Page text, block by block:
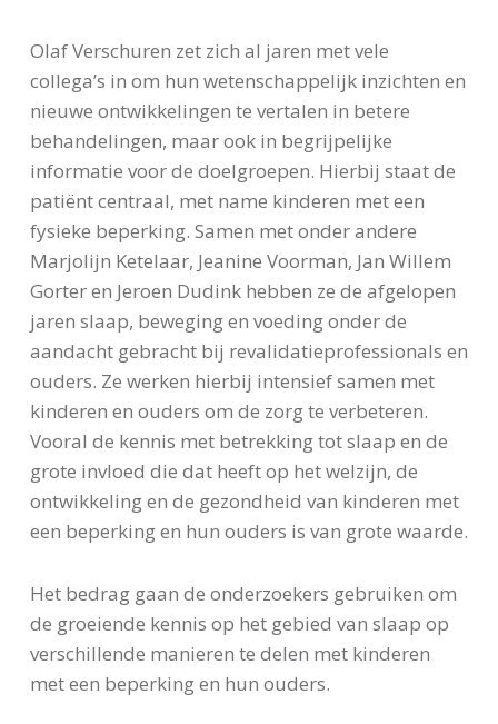
Olaf Verschuren zet zich al jaren met vele
collega’s in om hun wetenschappelijk inzichten en
nieuwe ontwikkelingen te vertalen in betere
behandelingen, maar ook in begrijpelijke
informatie voor de doelgroepen. Hierbij staat de
patiënt centraal, met name kinderen met een
fysieke beperking. Samen met onder andere
Marjolijn Ketelaar, Jeanine Voorman, Jan Willem
Gorter en Jeroen Dudink hebben ze de afgelopen
jaren slaap, beweging en voeding onder de
aandacht gebracht bij revalidatieprofessionals en
ouders. Ze werken hierbij intensief samen met
kinderen en ouders om de zorg te verbeteren.
Vooral de kennis met betrekking tot slaap en de
grote invloed die dat heeft op het welzijn, de
ontwikkeling en de gezondheid van kinderen met
een beperking en hun ouders is van grote waarde.
Het bedrag gaan de onderzoekers gebruiken om
de groeiende kennis op het gebied van slaap op
verschillende manieren te delen met kinderen
met een beperking en hun ouders.